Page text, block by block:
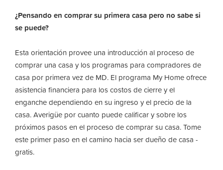
¿Pensando en comprar su primera casa pero no sabe si
se puede?
Esta orientación provee una introducción al proceso de
comprar una casa y los programas para compradores de
casa por primera vez de MD. El programa My Home ofrece
asistencia financiera para los costos de cierre y el
enganche dependiendo en su ingreso y el precio de la
casa. Averigüe por cuanto puede calificar y sobre los
próximos pasos en el proceso de comprar su casa. Tome
este primer paso en el camino hacia ser dueño de casa -
gratis.